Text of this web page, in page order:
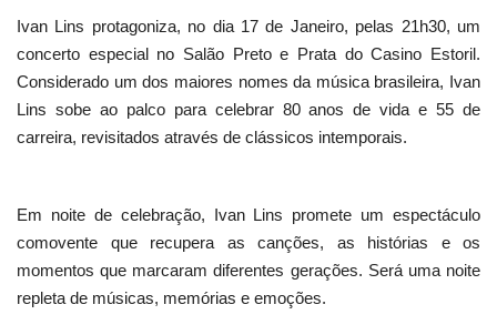
Ivan Lins protagoniza, no dia 17 de Janeiro, pelas 21h30, um
concerto especial no Salão Preto e Prata do Casino Estoril.
Considerado um dos maiores nomes da música brasileira, Ivan
Lins sobe ao palco para celebrar 80 anos de vida e 55 de
carreira, revisitados através de clássicos intemporais.
Em noite de celebração, Ivan Lins promete um espectáculo
comovente que recupera as canções, as histórias e os
momentos que marcaram diferentes gerações. Será uma noite
repleta de músicas, memórias e emoções.